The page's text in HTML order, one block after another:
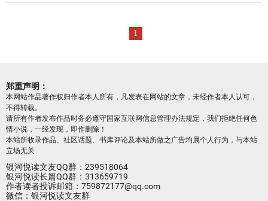
1
郑重声明：
本网站作品著作权归作者本人所有，凡发表在网站的文章，未经作者本人认可，
不得转载。
请所有作者发布作品时务必遵守国家互联网信息管理办法规定，我们拒绝任何色
情小说，一经发现，即作删除！
本站所收录作品、社区话题、书库评论及本站所做之广告均属个人行为，与本站
立场无关
银河悦读文友QQ群：239518064
银河悦读长篇QQ群：313659719
作者读者投诉邮箱：759872177@qq.com
微信：银河悦读文友群